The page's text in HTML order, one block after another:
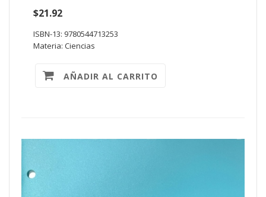
$21.92
ISBN-13: 9780544713253
Materia: Ciencias
AÑADIR AL CARRITO